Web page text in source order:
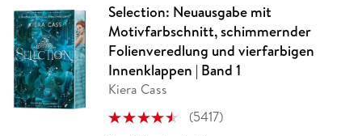
Selection: Neuausgabe mit
Motivfarbschnitt, schimmernder
Folienveredlung und vierfarbigen
Innenklappen | Band 1
Kiera Cass
(5417)